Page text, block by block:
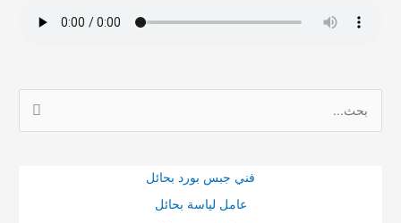
فني جبس بورد بحائل
عامل لياسة بحائل